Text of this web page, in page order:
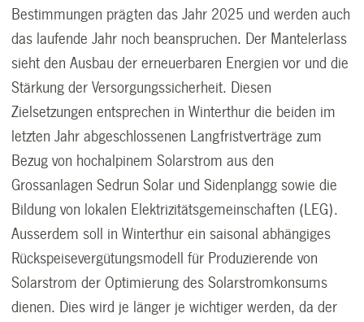
Bestimmungen prägten das Jahr 2025 und werden auch
das laufende Jahr noch beanspruchen. Der Mantelerlass
sieht den Ausbau der erneuerbaren Energien vor und die
Stärkung der Versorgungssicherheit. Diesen
Zielsetzungen entsprechen in Winterthur die beiden im
letzten Jahr abgeschlossenen Langfristverträge zum
Bezug von hochalpinem Solarstrom aus den
Grossanlagen Sedrun Solar und Sidenplangg sowie die
Bildung von lokalen Elektrizitätsgemeinschaften (LEG).
Ausserdem soll in Winterthur ein saisonal abhängiges
Rückspeisevergütungsmodell für Produzierende von
Solarstrom der Optimierung des Solarstromkonsums
dienen. Dies wird je länger je wichtiger werden, da der